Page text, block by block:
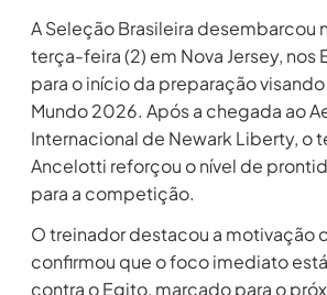
A Seleção Brasileira desembarcou
terça-feira (2) em Nova Jersey, nos
para o início da preparação
Mundo 2026. Após a chegada ao
Internacional de Newark Liberty, o
Ancelotti reforçou o nível de
para a competição.
O treinador destacou a motivação
confirmou que o foco imediato
contra o Egito, marcado para o